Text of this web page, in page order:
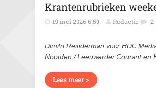
Krantenrubrieken
19 mei 2026 6:59 Redactie 2
Dimitri Reinderman voor HDC
Noorden / Leeuwarder Courant en
Lees meer >